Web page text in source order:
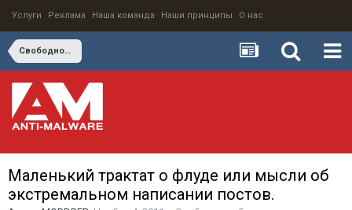
Услуги Реклама Наша команда Наши принципы О нас
Свободное общение
Маленький трактат о флуде или мысли об
экстремальном написании постов.